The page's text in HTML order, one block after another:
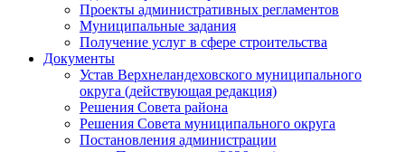
Проекты административных регламентов
Муниципальные задания
Получение услуг в сфере строительства
Документы
Устав Верхнеландеховского муниципального
округа (действующая редакция)
Решения Совета района
Решения Совета муниципального округа
Постановления администрации